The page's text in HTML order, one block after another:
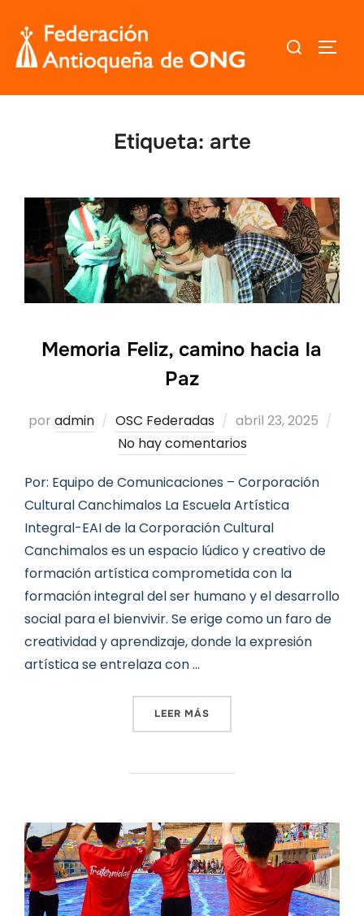
contenido
Buscar:
Etiqueta: arte
Memoria Feliz, camino hacia la
Paz
por admin OSC Federadas
Publicado
el
abril 23, 2025
No hay comentarios
Por: Equipo de Comunicaciones – Corporación
Cultural Canchimalos La Escuela Artística
Integral-EAI de la Corporación Cultural
Canchimalos es un espacio lúdico y creativo de
formación artística comprometida con la
formación integral del ser humano y el desarrollo
social para el bienvivir. Se erige como un faro de
creatividad y aprendizaje, donde la expresión
artística se entrelaza con …
LEER MÁS